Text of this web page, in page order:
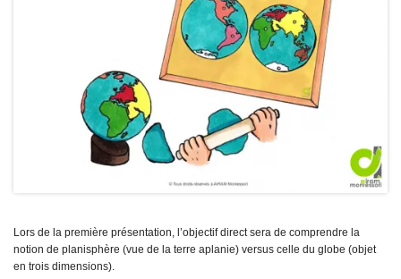
Lors de la première présentation, l’objectif direct sera de comprendre la
notion de planisphère (vue de la terre aplanie) versus celle du globe (objet
en trois dimensions).